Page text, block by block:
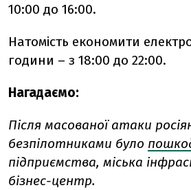
10:00 до 16:00.
Натомість економити
години – з 18:00 до 22:00.
Нагадаємо:
Після масованої атаки
безпілотниками було
підприємства, міська
бізнес-центр.